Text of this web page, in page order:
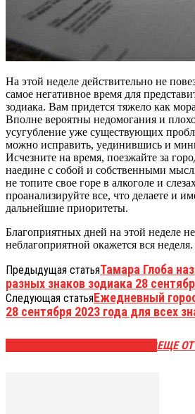
На этой неделе действительно не
самое негативное время для
зодиака. Вам придется тяжело как
Вполне вероятны недомогания и
усугубление уже существующих
можно исправить, уединившись и
Исчезните на время, поезжайте за
наедине с собой и собственными
не топите свое горе в алкоголе и
проанализируйте все, что делаете и
дальнейшие приоритеты.
Благоприятных дней на этой неделе не
неблагоприятной окажется вся неделя.
Предыдущая статьяТамара Глоба
разных знаков зодиака 28
Следующая статьяЕжедневный
28 сентября 2023 года для всех
ЕЩЕ